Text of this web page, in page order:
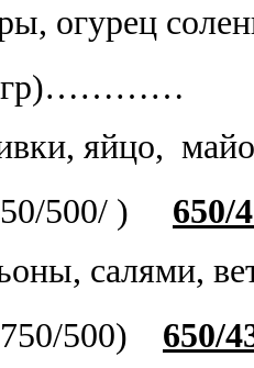
огурец
яйцо,
500/ )
650/
салями,
500)
650/